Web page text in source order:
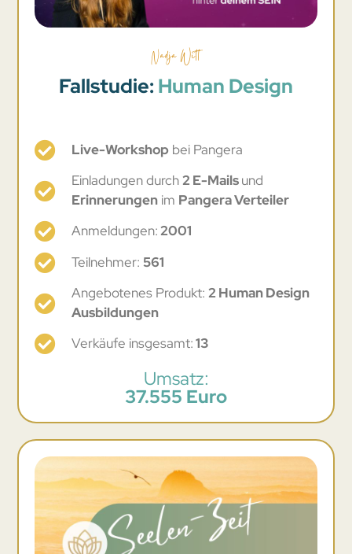
Nadja Witt
Fallstudie: Human Design
Live-Workshop bei Pangera
Einladungen durch2 E-Mailsund
Erinnerungen im Pangera Verteiler
Anmeldungen:2001
Teilnehmer: 561
Angebotenes Produkt:2 Human Design
Ausbildungen
Verkäufe insgesamt:13
Umsatz:
37.555 Euro